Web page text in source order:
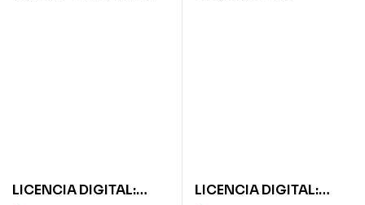
LICENCIA DIGITAL:
LICENCIA DIGITAL: